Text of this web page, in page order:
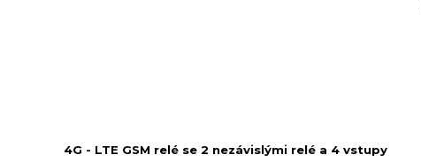
4G - LTE GSM relé se 2 nezávislými relé a 4 vstupy